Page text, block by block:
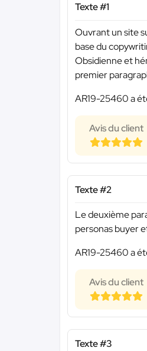
Texte #1
Ouvrant un site
base du
Obsidienne et
premier
AR19-25460 a
Avis du client
Texte #2
Le deuxième
personas buyer
AR19-25460 a
Avis du client
Texte #3